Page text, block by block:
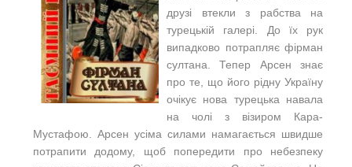
друзі втекли з рабства на
турецькій галері. До їх рук
випадково потрапляє фірман
султана. Тепер Арсен знає
про те, що його рідну Україну
очікує нова турецька навала
на чолі з візиром Кара-
Мустафою. Арсен усіма силами намагається швидше
потрапити додому, щоб попередити про небезпеку